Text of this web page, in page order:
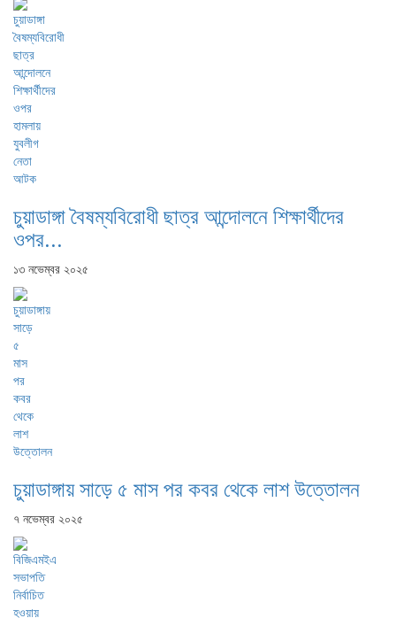
চুয়াডাঙ্গা বৈষম্যবিরোধী ছাত্র আন্দোলনে শিক্ষার্থীদের
ওপর...
১৩ নভেম্বর ২০২৫
চুয়াডাঙ্গায় সাড়ে ৫ মাস পর কবর থেকে লাশ উত্তোলন
৭ নভেম্বর ২০২৫